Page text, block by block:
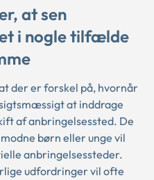
at sen
i nogle tilfælde
der er forskel på, hvornår
at inddrage
af anbringelsessted. De
børn eller unge vil
anbringelsessteder.
udfordringer vil ofte